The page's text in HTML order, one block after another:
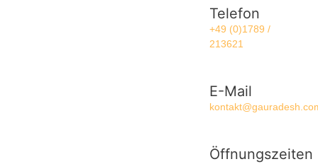
Telefon
+49 (0)1789 /
213621
E-Mail
Öffnungszeiten